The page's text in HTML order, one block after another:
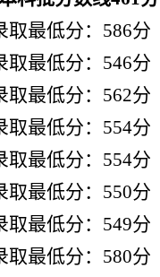
取最低分：586分
取最低分：546分
取最低分：562分
取最低分：554分
取最低分：554分
取最低分：550分
取最低分：549分
取最低分：580分